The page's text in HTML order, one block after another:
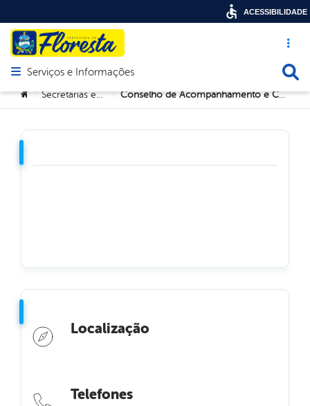
Acesso
Abrir menu principal de navegação
Serviços e Informações
Você está aqui:
> Secretarias e Orgãos > Conselho de Acompanhamento e Controle Social do Fundeb – CACS/FUNDEB
Localização
Telefones
ACESSIBILIDADE